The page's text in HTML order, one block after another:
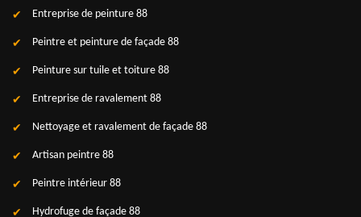
Entreprise de peinture 88
Peintre et peinture de façade 88
Peinture sur tuile et toiture 88
Entreprise de ravalement 88
Nettoyage et ravalement de façade 88
Artisan peintre 88
Peintre intérieur 88
Hydrofuge de façade 88